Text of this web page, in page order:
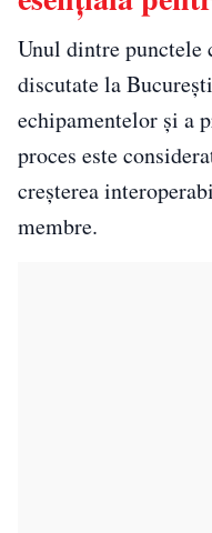
Unul dintre punctele
discutate la
echipamentelor și a
proces este
creșterea
membre.